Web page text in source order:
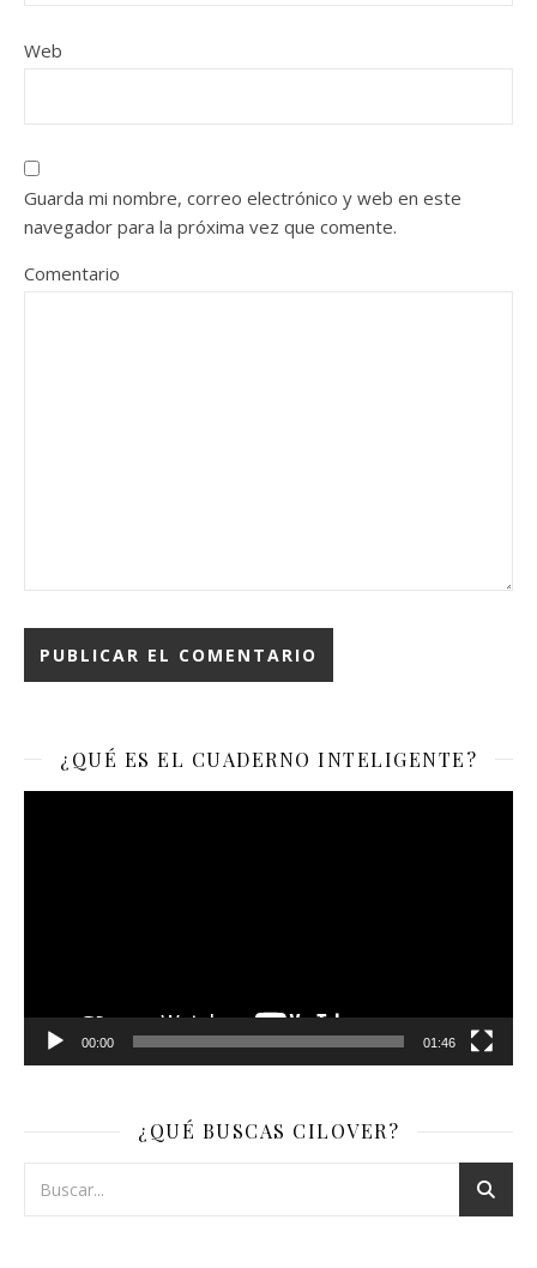
Web
Guarda mi nombre, correo electrónico y web en este
navegador para la próxima vez que comente.
Comentario
¿QUÉ ES EL CUADERNO INTELIGENTE?
00:00 01:46
¿QUÉ BUSCAS CILOVER?